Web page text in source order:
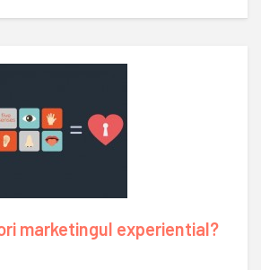
marketingul experiential?